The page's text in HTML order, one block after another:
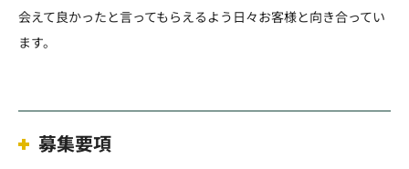
会えて良かったと言ってもらえるよう日々お客様と向き合ってい
ます。
募集要項